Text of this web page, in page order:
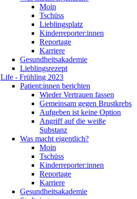
Moin
Tschüss
Lieblingsplatz
Kinderreporter:innen
Reportage
Karriere
Gesundheitsakademie
Lieblingsrezept
Life - Frühling 2023
Patient:innen berichten
Wieder Vertrauen fassen
Gemeinsam gegen Brustkrebs
Aufgeben ist keine Option
Angriff auf die weiße
Substanz
Was macht eigentlich?
Moin
Tschüss
Kinderreporter:innen
Reportage
Karriere
Gesundheitsakademie